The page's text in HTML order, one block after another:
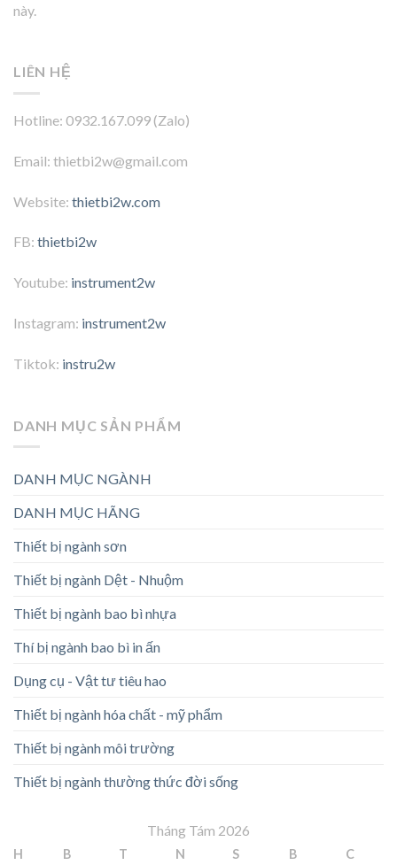
này.
LIÊN HỆ
Hotline: 0932.167.099 (Zalo)
Email: thietbi2w@gmail.com
Website: thietbi2w.com
FB: thietbi2w
Youtube: instrument2w
Instagram: instrument2w
Tiktok: instru2w
DANH MỤC SẢN PHẨM
DANH MỤC NGÀNH
DANH MỤC HÃNG
Thiết bị ngành sơn
Thiết bị ngành Dệt - Nhuộm
Thiết bị ngành bao bì nhựa
Thí bị ngành bao bì in ấn
Dụng cụ - Vật tư tiêu hao
Thiết bị ngành hóa chất - mỹ phẩm
Thiết bị ngành môi trường
Thiết bị ngành thường thức đời sống
Tháng Tám 2026
H B T N S B C